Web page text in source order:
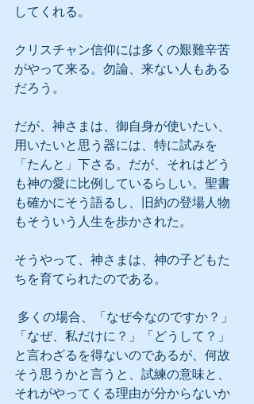
してくれる。
クリスチャン信仰には多くの艱難辛苦
がやって来る。勿論、来ない人もある
だろう。
だが、神さまは、御自身が使いたい、
用いたいと思う器には、特に試みを
「たんと」下さる。だが、それはどう
も神の愛に比例しているらしい。聖書
も確かにそう語るし、旧約の登場人物
もそういう人生を歩かされた。
そうやって、神さまは、神の子どもた
ちを育てられたのである。
「なぜ、私だけに？」「どうして？」
と言わざるを得ないのであるが、何故
そう思うかと言うと、試練の意味と、
それがやってくる理由が分からないか